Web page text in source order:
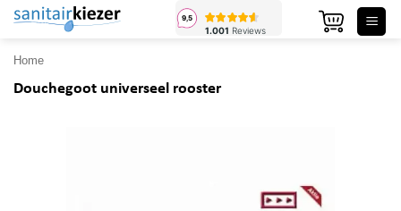
Ga
inhoud
Home
Douchegoot universeel rooster